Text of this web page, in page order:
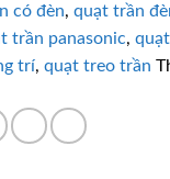
có đèn, quạt trần
trần panasonic,
trí, quạt treo trần